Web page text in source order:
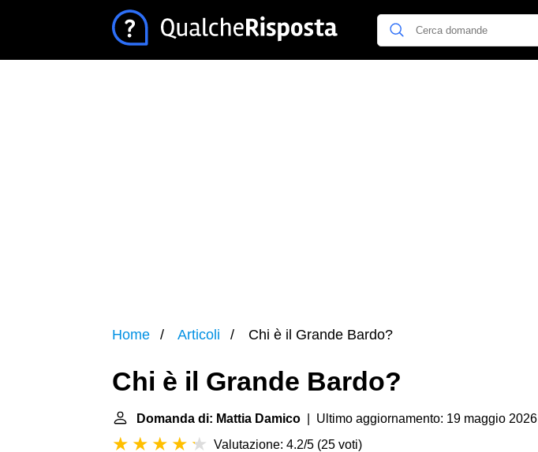
Home Articoli Chi è il Grande Bardo?
Chi è il Grande Bardo?
Domanda di: Mattia Damico | Ultimo aggiornamento: 19 maggio 2026
Valutazione: 4.2/5 (25 voti)